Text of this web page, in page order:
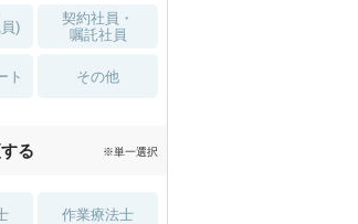
無資格 OK
WEB面接OK
)
契約社員・
嘱託社員
ト その他
る ※単一選択
作業療法士